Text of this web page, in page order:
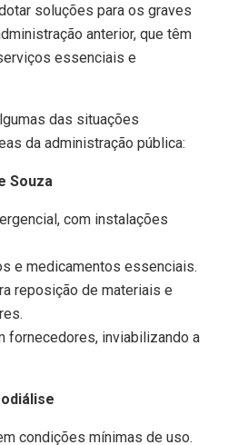
soluções para os graves
anterior, que têm
essenciais e
das situações
da administração pública:
Souza
com instalações
e medicamentos essenciais.
reposição de materiais e
fornecedores, inviabilizando a
condições mínimas de uso.